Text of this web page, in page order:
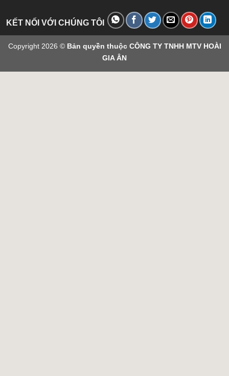
KẾT NỐI VỚI CHÚNG TÔI
Copyright 2026 © Bản quyền thuộc CÔNG TY TNHH MTV HOÀI
GIA ÂN